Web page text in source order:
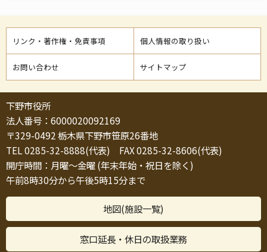
リンク・著作権・免責事項 個人情報の取り扱い
お問い合わせ サイトマップ
下野市役所
法人番号：6000020092169
〒329-0492 栃木県下野市笹原26番地
TEL 0285-32-8888(代表) FAX 0285-32-8606(代表)
開庁時間：月曜～金曜 (年末年始・祝日を除く)
午前8時30分から午後5時15分まで
地図(施設一覧)
窓口延長・休日の取扱業務